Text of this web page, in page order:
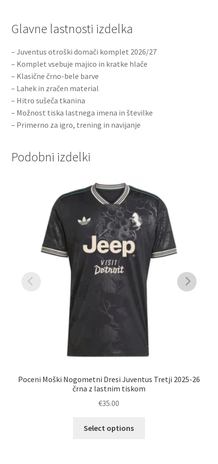
Glavne lastnosti izdelka
– Juventus otroški domači komplet 2026/27
– Komplet vsebuje majico in kratke hlače
– Klasične črno-bele barve
– Lahek in zračen material
– Hitro sušeča tkanina
– Možnost tiska lastnega imena in številke
– Primerno za igro, trening in navijanje
Podobni izdelki
Poceni Moški Nogometni Dresi Juventus Tretji 2025-26
črna z lastnim tiskom
€35.00
Select options